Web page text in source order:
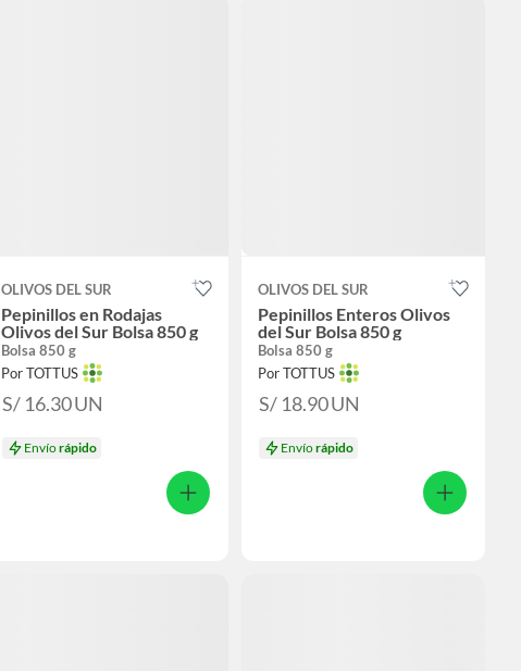
OLIVOS DEL SUR
Pepinillos en Rodajas
Olivos del Sur Bolsa 850 g
Bolsa 850 g
Por TOTTUS
S/ 16.30UN
Envíorápido
OLIVOS DEL SUR
Pepinillos Enteros Olivos
del Sur Bolsa 850 g
Bolsa 850 g
Por TOTTUS
S/ 18.90UN
Envíorápido